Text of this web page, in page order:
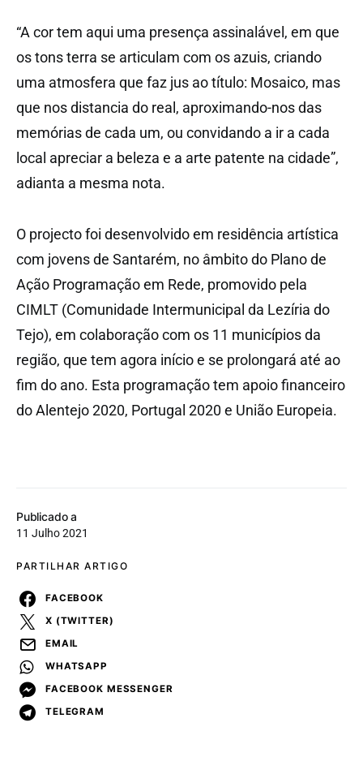
Publicado a
11 Julho 2021
PARTILHAR ARTIGO
FACEBOOK
X (TWITTER)
EMAIL
WHATSAPP
FACEBOOK MESSENGER
TELEGRAM
“A cor tem aqui uma presença assinalável, em que
os tons terra se articulam com os azuis, criando
uma atmosfera que faz jus ao título: Mosaico, mas
que nos distancia do real, aproximando-nos das
memórias de cada um, ou convidando a ir a cada
local apreciar a beleza e a arte patente na cidade”,
adianta a mesma nota.
O projecto foi desenvolvido em residência artística
com jovens de Santarém, no âmbito do Plano de
Ação Programação em Rede, promovido pela
CIMLT (Comunidade Intermunicipal da Lezíria do
Tejo), em colaboração com os 11 municípios da
região, que tem agora início e se prolongará até ao
fim do ano. Esta programação tem apoio financeiro
do Alentejo 2020, Portugal 2020 e União Europeia.